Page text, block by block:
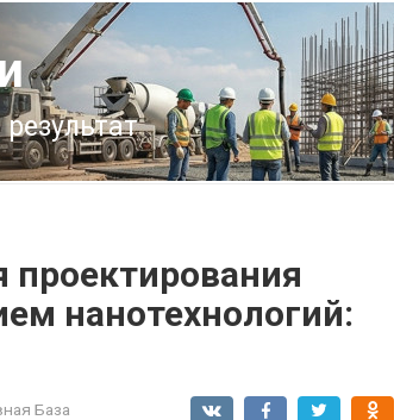
проектирования
нанотехнологий:
База